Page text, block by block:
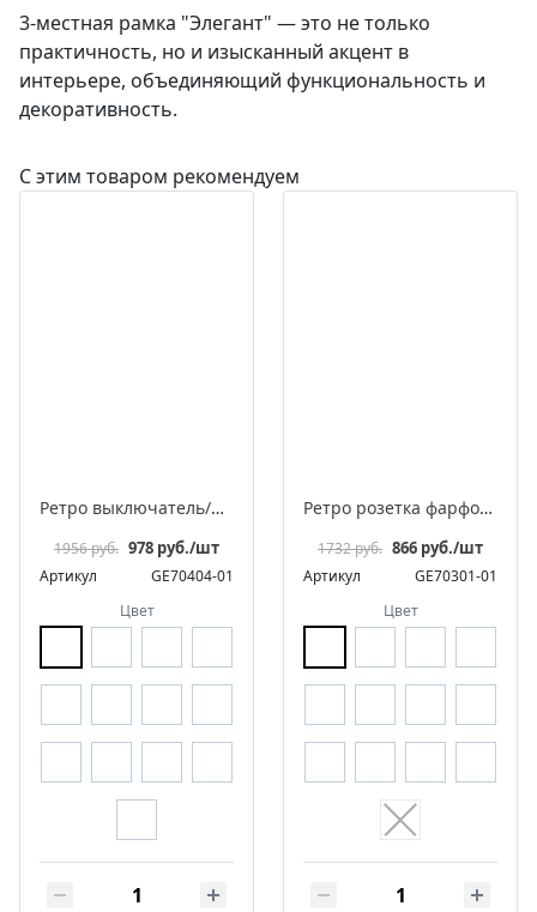
3-местная рамка "Элегант" — это не только
практичность, но и изысканный акцент в
интерьере, объединяющий функциональность и
декоративность.
С этим товаром рекомендуем
Ретро выключатель/переключатель фарфоровый поворотный проходной одноклавишный, серия «МезонинЪ», разборная конструкция
1956 руб. 978 руб./шт
Артикул
GE70404-01
Цвет
Ретро розетка фарфоровая с заземляющим контактом, серия «МезонинЪ», разборная конструкция
1732 руб. 866 руб./шт
Артикул
GE70301-01
Цвет